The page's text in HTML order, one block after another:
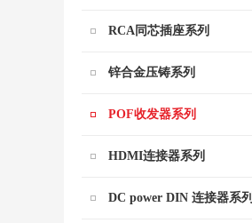
RCA同芯插座系列
锌合金压铸系列
POF收发器系列
HDMI连接器系列
DC power DIN 连接器系列